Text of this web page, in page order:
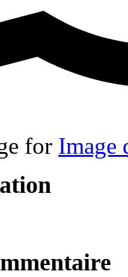
for Image